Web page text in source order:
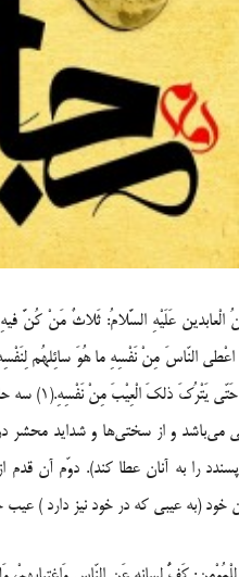
الْعابدین عَلَیْهِ السَّلامُ: ثَلاثٌ مَنْ کُنَّ
النّاسَ مِنْ نَفْسِهِ ما هُوَ سائِلهُم
فی مَعْصِیَتِهِ،
و از سختی‌ها و شداید محشر
را به آنان عطا کند). دوّم آن قدم
خود (به عیبی که در خود نیز دارد )